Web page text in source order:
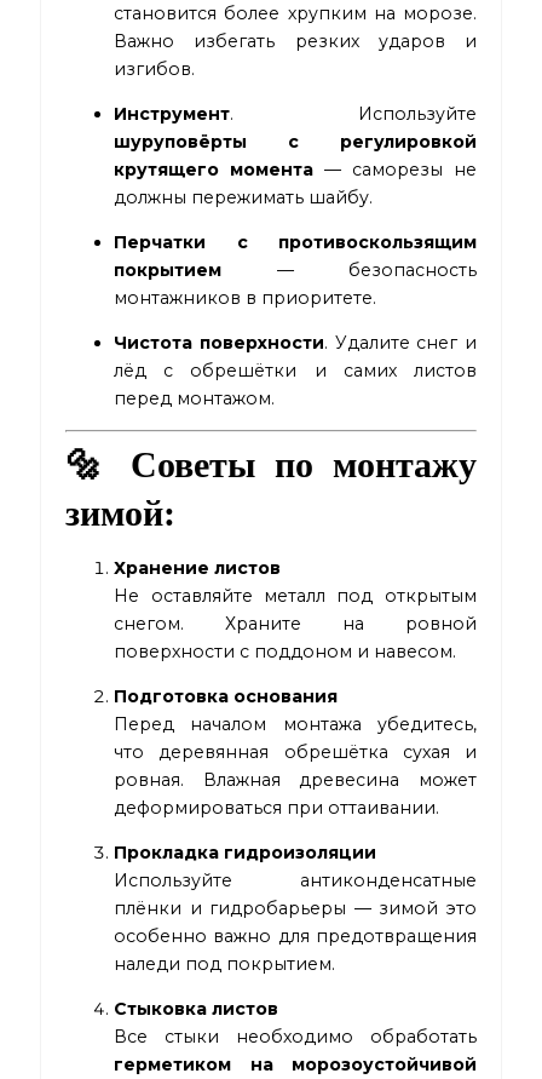
становится более хрупким на морозе.
Важно избегать резких ударов и
изгибов.
Инструмент. Используйте
шуруповёрты с регулировкой
крутящего момента — саморезы не
должны пережимать шайбу.
Перчатки с противоскользящим
покрытием — безопасность
монтажников в приоритете.
Чистота поверхности. Удалите снег и
лёд с обрешётки и самих листов
перед монтажом.
🔩 Советы по монтажу
зимой:
Хранение листов
Не оставляйте металл под открытым
снегом. Храните на ровной
поверхности с поддоном и навесом.
Подготовка основания
Перед началом монтажа убедитесь,
что деревянная обрешётка сухая и
ровная. Влажная древесина может
деформироваться при оттаивании.
Прокладка гидроизоляции
Используйте антиконденсатные
плёнки и гидробарьеры — зимой это
особенно важно для предотвращения
наледи под покрытием.
Стыковка листов
Все стыки необходимо обработать
герметиком на морозоустойчивой